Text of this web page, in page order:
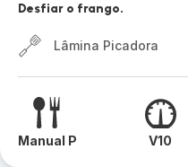
Desfiar o frango.
Lâmina Picadora
Manual P V10